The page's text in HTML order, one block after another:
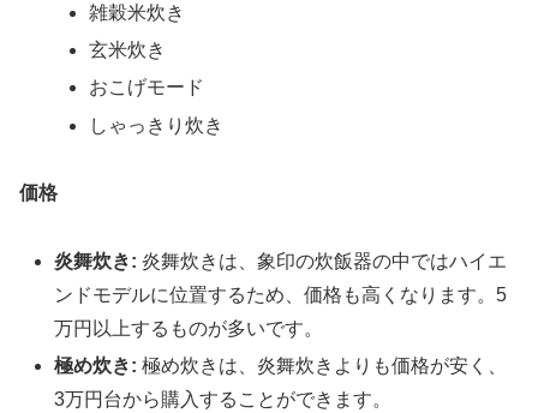
雑穀米炊き
玄米炊き
おこげモード
しゃっきり炊き
価格
炎舞炊き: 炎舞炊きは、象印の炊飯器の中ではハイエ
ンドモデルに位置するため、価格も高くなります。5
万円以上するものが多いです。
極め炊き: 極め炊きは、炎舞炊きよりも価格が安く、
3万円台から購入することができます。